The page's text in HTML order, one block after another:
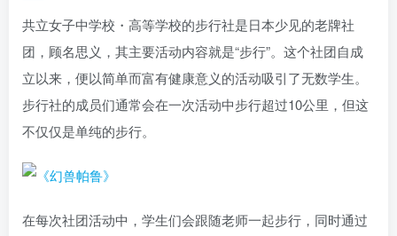
共立女子中学校・高等学校的步行社是日本少见的老牌社
团，顾名思义，其主要活动内容就是“步行”。这个社团自成
立以来，便以简单而富有健康意义的活动吸引了无数学生。
步行社的成员们通常会在一次活动中步行超过10公里，但这
不仅仅是单纯的步行。
在每次社团活动中，学生们会跟随老师一起步行，同时通过